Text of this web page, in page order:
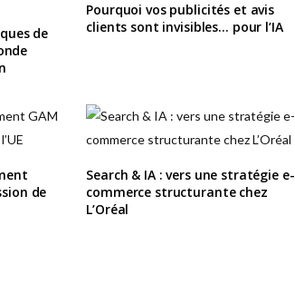
de
Pourquoi vos publicités et avis
clients sont invisibles… pour l’IA
de
Search & IA : vers une stratégie e-
commerce structurante chez
L’Oréal